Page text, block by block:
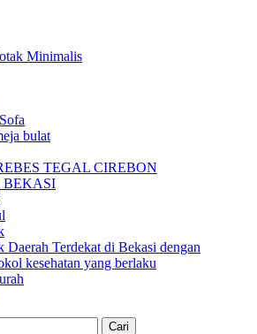
Minimalis
bulat
TEGAL CIREBON
BEKASI
Daerah Terdekat di Bekasi dengan
kesehatan yang berlaku